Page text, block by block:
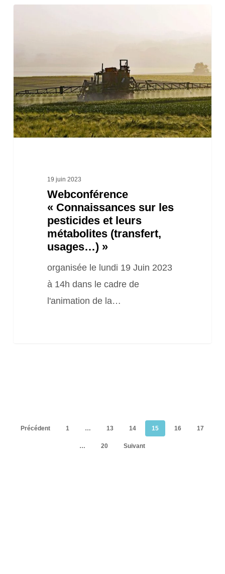
pesticides
et
leurs
métabolites
19 juin 2023
Webconférence
« Connaissances sur les
pesticides et leurs
métabolites (transfert,
usages…) »
organisée le lundi 19 Juin 2023
à 14h dans le cadre de
l'animation de la…
Précédent 1 … 13 14 15 16 17
… 20 Suivant